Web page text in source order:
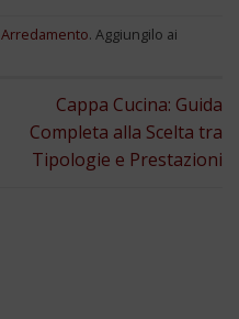
Arredamento. Aggiungilo ai
Cappa Cucina: Guida
Completa alla Scelta tra
Tipologie e Prestazioni